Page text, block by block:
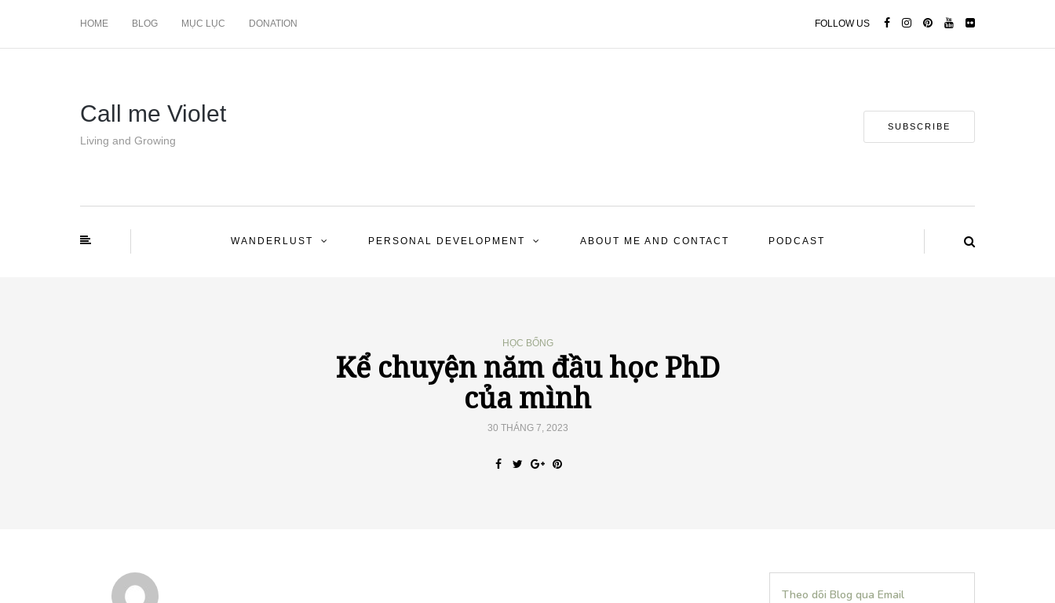
HOME BLOG MỤC LỤC DONATION FOLLOW US
Call me Violet
Living and Growing
SUBSCRIBE
WANDERLUST PERSONAL DEVELOPMENT ABOUT ME AND CONTACT PODCAST
HỌC BỔNG
Kể chuyện năm đầu học PhD
của mình
30 THÁNG 7, 2023
Theo dõi Blog qua Email